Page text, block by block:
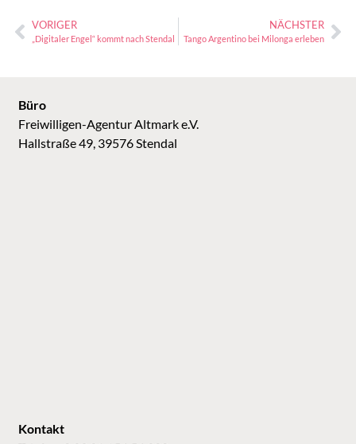
VORIGER
„Digitaler Engel“ kommt nach Stendal
NÄCHSTER
Tango Argentino bei Milonga erleben
Kontakt
Büro
Freiwilligen-Agentur Altmark e.V.
Hallstraße 49, 39576 Stendal